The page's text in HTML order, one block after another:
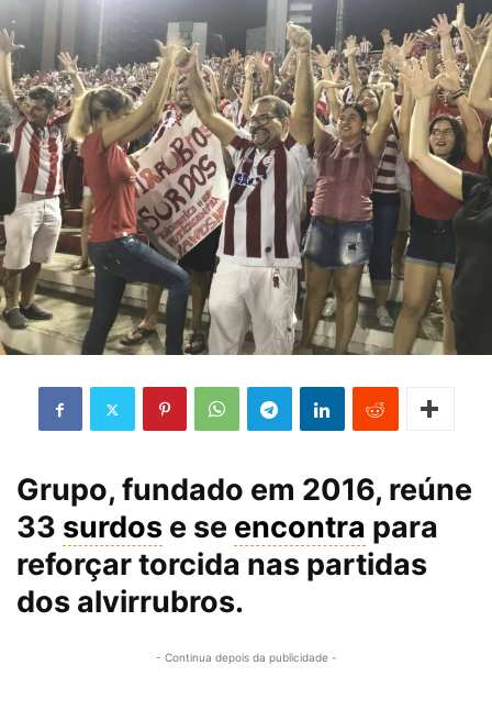
Grupo, fundado em 2016, reúne
33 surdos e se encontra para
reforçar torcida nas partidas
dos alvirrubros.
- Continua depois da publicidade -